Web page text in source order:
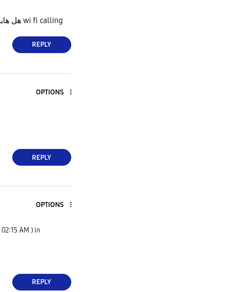
تحديث samsung m31 هل هاينزل له تحديث بخدمة wi fi calling
REPLY
OPTIONS
REPLY
OPTIONS
02:15 AM ) in
REPLY